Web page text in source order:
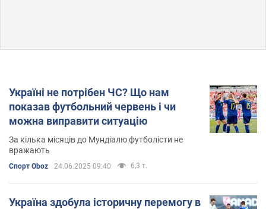
Україні не потрібен ЧС? Що нам
показав футбольний червень і чи
можна виправити ситуацію
За кілька місяців до Мундіалю футболісти не
вражають
Спорт Oboz 24.06.2025 09:40 6,3 т.
Україна здобула історичну перемогу в